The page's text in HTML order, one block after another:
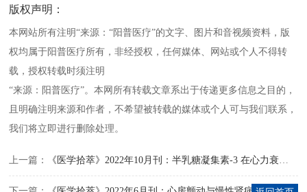
版权声明：
本网站所有注明“来源：“阳普医疗”的文字、图片和音视频资料，版
权均属于阳普医疗所有，非经授权，任何媒体、网站或个人不得转
载，授权转载时须注明
“来源：阳普医疗”。本网所有转载文章系出于传递更多信息之目的，
且明确注明来源和作者，不希望被转载的媒体或个人可与我们联系，
我们将立即进行删除处理。
上一篇： 《医学拾萃》2022年10月刊：半乳糖凝集素-3 在心力衰竭预后上的研究进展